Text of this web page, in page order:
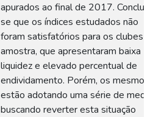
apurados ao final de 2017.
se que os índices estudados não
foram satisfatórios para os clubes
amostra, que apresentaram baixa
liquidez e elevado percentual de
endividamento. Porém, os mesmos
estão adotando uma série de
buscando reverter esta situação